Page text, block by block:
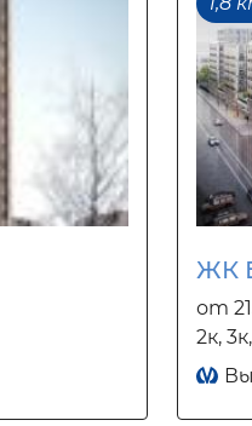
ЖК
от
2к,